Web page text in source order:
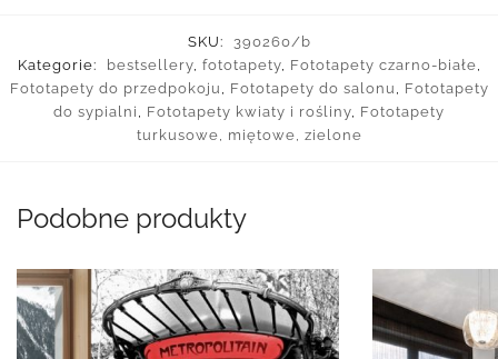
SKU:
390260/b
Kategorie:
bestsellery, fototapety, Fototapety czarno-białe,
Fototapety do przedpokoju , Fototapety do salonu , Fototapety
do sypialni , Fototapety kwiaty i rośliny, Fototapety
turkusowe, miętowe, zielone
Podobne produkty